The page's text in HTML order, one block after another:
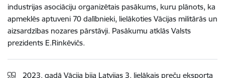
industrijas asociāciju organizētais pasākums, kuru plānots, ka
apmeklēs aptuveni 70 dalībnieki, lielākoties Vācijas militārās un
aizsardzības nozares pārstāvji. Pasākumu atklās Valsts
prezidents E.Rinkēvičs.
2023. gadā Vācija bija Latvijas 3. lielākais preču eksporta